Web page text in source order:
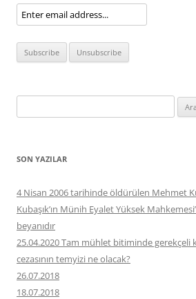
SON YAZILAR
4 Nisan 2006 tarihinde öldürülen Mehmet
Kubaşık’ın Münih Eyalet Yüksek
beyanıdır
25.04.2020 Tam mühlet bitiminde gerekçeli
cezasının temyizi ne olacak?
26.07.2018
18.07.2018